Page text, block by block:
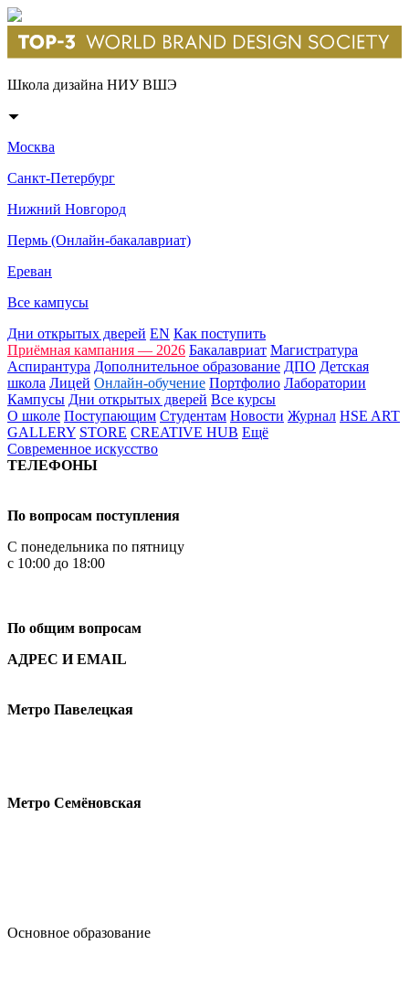
Школа дизайна НИУ ВШЭ
Москва
Санкт-Петербург
Нижний Новгород
Пермь (Онлайн-бакалавриат)
Ереван
Все кампусы
Дни открытых дверей EN Как поступить
Приёмная кампания — 2026 Бакалавриат Магистратура
Аспирантура Дополнительное образование ДПО Детская
школа Лицей Онлайн-обучение Портфолио Лаборатории
Кампусы Дни открытых дверей Все курсы
О школе Поступающим Студентам Новости Журнал HSE ART
GALLERY STORE CREATIVE HUB Ещё
Современное искусство
ТЕЛЕФОНЫ
По вопросам поступления
С понедельника по пятницу
с 10:00 до 18:00
По общим вопросам
АДРЕС И EMAIL
Метро Павелецкая
Метро Семёновская
Основное образование